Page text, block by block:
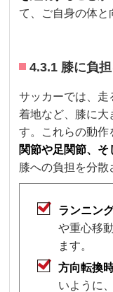
て、ご自身の体と
4.3.1 膝に負
サッカーでは、走
着地など、膝に大
す。これらの動作
関節や足関節、そ
膝への負担を分散
ランニン
や重心移
ます。
方向転換
いように